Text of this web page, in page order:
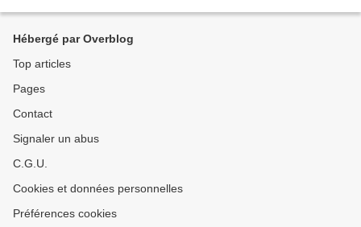
Hébergé par Overblog
Top articles
Pages
Contact
Signaler un abus
C.G.U.
Cookies et données personnelles
Préférences cookies